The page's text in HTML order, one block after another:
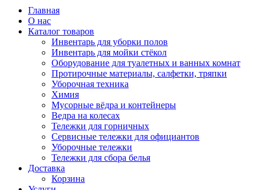
Главная
О нас
Каталог товаров
Инвентарь для уборки полов
Инвентарь для мойки стёкол
Оборудование для туалетных и ванных комнат
Протирочные материалы, салфетки, тряпки
Уборочная техника
Химия
Мусорные вёдра и контейнеры
Ведра на колесах
Тележки для горничных
Сервисные тележки для официантов
Уборочные тележки
Тележки для сбора белья
Доставка
Корзина